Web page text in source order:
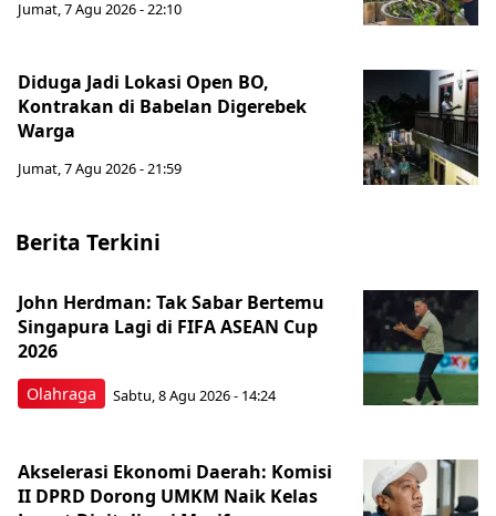
Jumat, 7 Agu 2026 - 22:10
Diduga Jadi Lokasi Open BO,
Kontrakan di Babelan Digerebek
Warga
Jumat, 7 Agu 2026 - 21:59
Berita Terkini
Olahraga
John Herdman: Tak Sabar Bertemu
Singapura Lagi di FIFA ASEAN Cup
2026
Sabtu, 8 Agu 2026 - 14:24
Akselerasi Ekonomi Daerah: Komisi
II DPRD Dorong UMKM Naik Kelas